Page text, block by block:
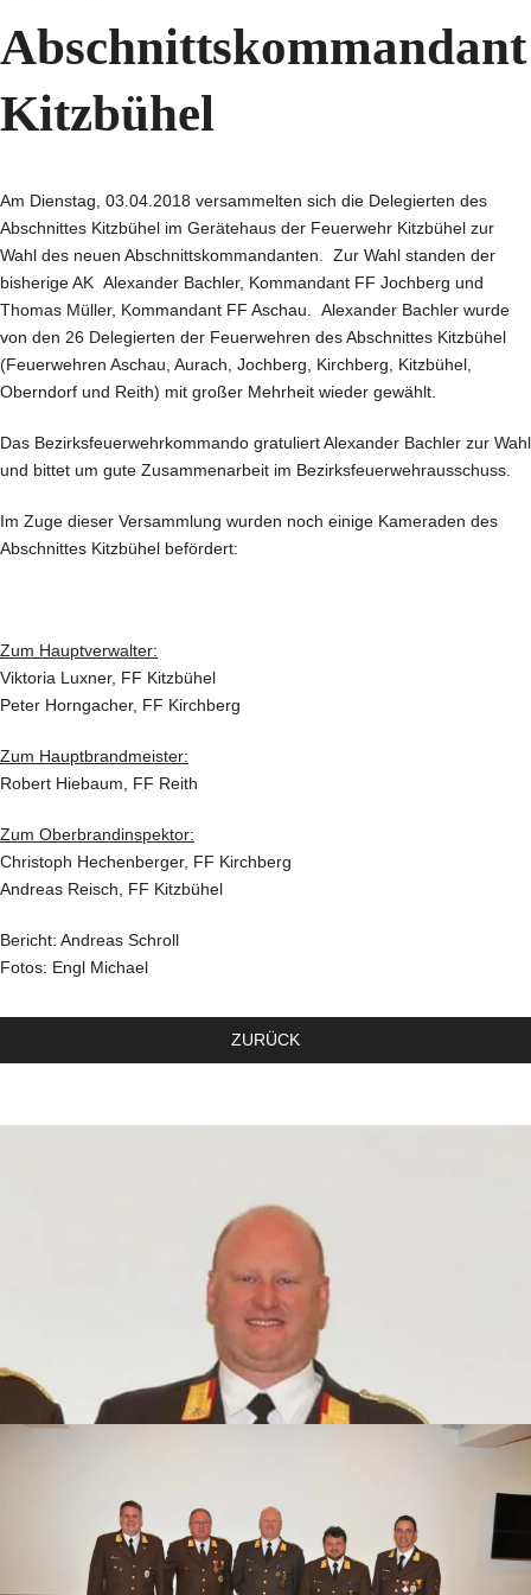
Abschnittskommandant
Kitzbühel
Am Dienstag, 03.04.2018 versammelten sich die Delegierten des
Abschnittes Kitzbühel im Gerätehaus der Feuerwehr Kitzbühel zur
Wahl des neuen Abschnittskommandanten. Zur Wahl standen der
bisherige AK Alexander Bachler, Kommandant FF Jochberg und
Thomas Müller, Kommandant FF Aschau. Alexander Bachler wurde
von den 26 Delegierten der Feuerwehren des Abschnittes Kitzbühel
(Feuerwehren Aschau, Aurach, Jochberg, Kirchberg, Kitzbühel,
Oberndorf und Reith) mit großer Mehrheit wieder gewählt.
Das Bezirksfeuerwehrkommando gratuliert Alexander Bachler zur Wahl
und bittet um gute Zusammenarbeit im Bezirksfeuerwehrausschuss.
Im Zuge dieser Versammlung wurden noch einige Kameraden des
Abschnittes Kitzbühel befördert:
Zum Hauptverwalter:
Viktoria Luxner, FF Kitzbühel
Peter Horngacher, FF Kirchberg
Zum Hauptbrandmeister:
Robert Hiebaum, FF Reith
Zum Oberbrandinspektor:
Christoph Hechenberger, FF Kirchberg
Andreas Reisch, FF Kitzbühel
Bericht: Andreas Schroll
Fotos: Engl Michael
ZURÜCK